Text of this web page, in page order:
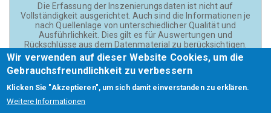
Die Erfassung der Inszenierungsdaten ist nicht auf
Vollständigkeit ausgerichtet. Auch sind die Informationen je
nach Quellenlage von unterschiedlicher Qualität und
Ausführlichkeit. Dies gilt es für Auswertungen und
Rückschlüsse aus dem Datenmaterial zu berücksichtigen.
Daten und Texte auf der Website sind - wenn nicht anders
angegeben - lizensiert unterCC BY 4.0(Creator:
Theadok.at).
Wir verwenden auf dieser Website Cookies, um die
Gebrauchsfreundlichkeit zu verbessern
Klicken Sie "Akzeptieren", um sich damit einverstanden zu erklären.
Weitere Informationen